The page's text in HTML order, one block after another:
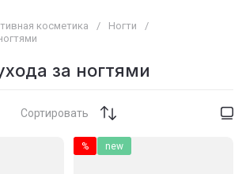
косметика / Ногти
/
за ногтями
Сортировать
% new